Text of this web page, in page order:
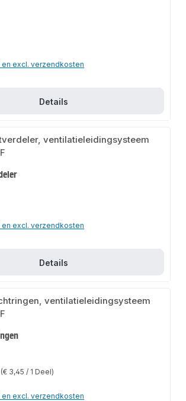
en excl. verzendkosten
Details
en excl. verzendkosten
Details
(€ 3,45 / 1 Deel)
en excl. verzendkosten